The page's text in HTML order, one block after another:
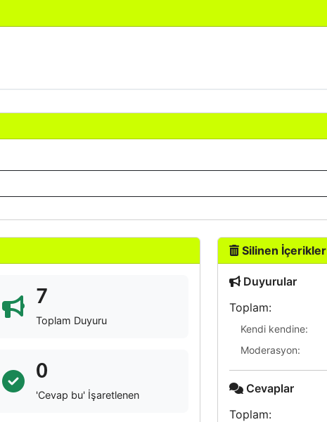
7
Toplam Duyuru
0
'Cevap bu' İşaretlenen
Silinen İçerikler
Duyurular
Toplam:
Kendi kendine:
Moderasyon:
Cevaplar
Toplam: